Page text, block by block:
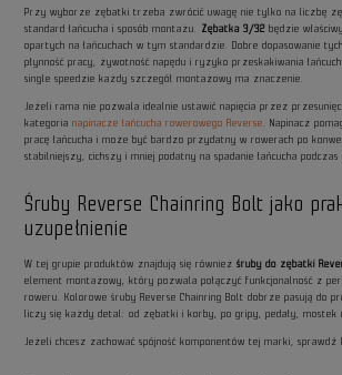
Przy wyborze zębatki trzeba zwrócić uwagę nie tylko na liczbę
standard łańcucha i sposób montażu. Zębatka 3/32 będzie
opartych na łańcuchach w tym standardzie. Dobre dopasowanie
płynność pracy, żywotność napędu i ryzyko przeskakiwania
single speedzie każdy szczegół montażowy ma znaczenie.
Jeżeli rama nie pozwala idealnie ustawić napięcia przez
kategorianapinacze łańcucha rowerowego Reverse
. Napinacz
pracę łańcucha i może być bardzo przydatny w rowerach po
stabilniejszy, cichszy i mniej podatny na spadanie łańcucha podczas
Śruby Reverse Chainring Bolt jako
uzupełnienie
W tej grupie produktów znajdują się równieżśruby do zębatki
element montażowy, który pozwala połączyć funkcjonalność z
roweru. Kolorowe śruby Reverse Chainring Bolt dobrze pasują do
liczy się każdy detal: od zębatki i korby, po gripy, pedały, mostek
Jeżeli chcesz zachować spójność komponentów tej marki,